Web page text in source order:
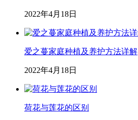
2022年4月18日
爱之蔓家庭种植及养护方法详解
2022年4月18日
荷花与莲花的区别